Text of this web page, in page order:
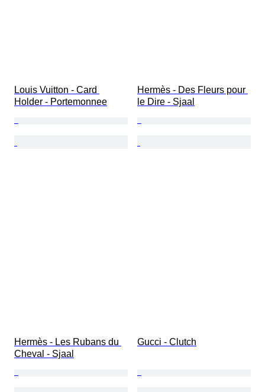
Louis Vuitton - Card
Holder - Portemonnee
Hermès - Des Fleurs pour
le Dire - Sjaal
Hermès - Les Rubans du
Cheval - Sjaal
Gucci - Clutch